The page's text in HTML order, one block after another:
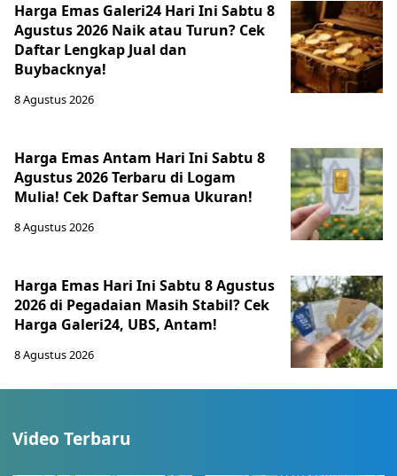
Harga Emas Galeri24 Hari Ini Sabtu 8
Agustus 2026 Naik atau Turun? Cek
Daftar Lengkap Jual dan
Buybacknya!
8 Agustus 2026
Harga Emas Antam Hari Ini Sabtu 8
Agustus 2026 Terbaru di Logam
Mulia! Cek Daftar Semua Ukuran!
8 Agustus 2026
Harga Emas Hari Ini Sabtu 8 Agustus
2026 di Pegadaian Masih Stabil? Cek
Harga Galeri24, UBS, Antam!
8 Agustus 2026
Video Terbaru